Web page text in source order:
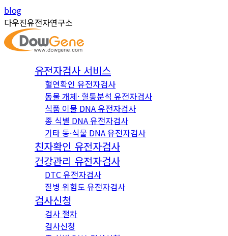
Skip
to
content
Instagram
page
opens
in
YouTube
page
opens
in
blog
다우진유전자연구소
유전자검사 서비스
혈연확인 유전자검사
동물 개체· 혈통분석 유전자검사
식품 이물 DNA 유전자검사
종 식별 DNA 유전자검사
기타 동·식물 DNA 유전자검사
친자확인 유전자검사
건강관리 유전자검사
DTC 유전자검사
질병 위험도 유전자검사
검사신청
검사 절차
검사신청